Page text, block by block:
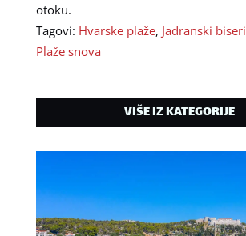
otoku.
Tagovi: Hvarske plaže, Jadranski biseri
Plaže snova
VIŠE IZ KATEGORIJE